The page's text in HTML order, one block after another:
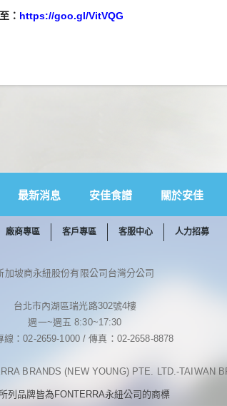
： https://goo.gl/VitVQG
最新消息 安佳食譜 關於安佳
廠商專區 客戶專區 客服中心 人力招募
加坡商永紐股份有限公司台灣分公司
台北市內湖區瑞光路302號4樓
週一~週五 8:30~17:30
線：02-2659-1000 / 傳真：02-2658-8878
BRANDS (NEW YOUNG) PTE. LTD.-TAIWAN
所列品牌皆為FONTERRA永紐公司的商標